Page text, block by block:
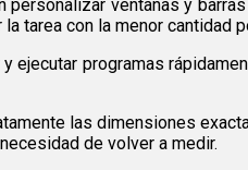
personalizar ventanas y
la tarea con la menor cantidad
ejecutar programas
las dimensiones
de volver a medir.